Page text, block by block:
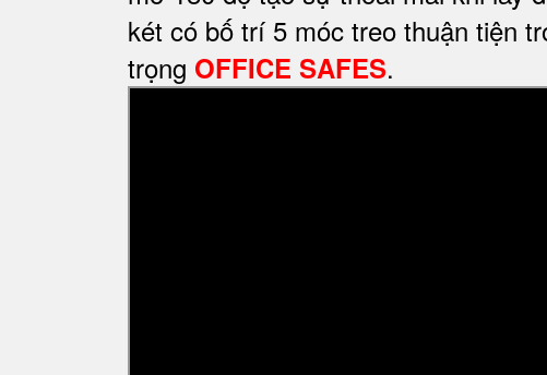
két có bố trí 5 móc treo thuận tiện
trọng OFFICE SAFES.